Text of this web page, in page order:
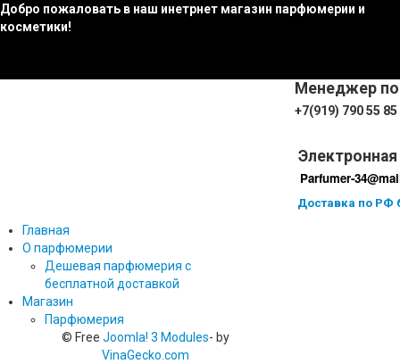
Добро пожаловать в наш инетрнет магазин парфюмерии и
косметики!
Менеджер
+7(919) 790 55 85
Parfumer-
Доставка по РФ
Главная
О парфюмерии
Дешевая парфюмерия с
бесплатной доставкой
Магазин
Парфюмерия
© Free Joomla! 3 Modules- by
VinaGecko.com